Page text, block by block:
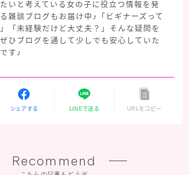
いと考えている女の子に役立つ情報を発
雑談ブログもお届け中♪「ビギナーズって
「未経験だけど大丈夫？」そんな疑問を
ひブログを通して少しでも安心していた
す♪
シェアする LINEで送る URLをコピー
Recommend